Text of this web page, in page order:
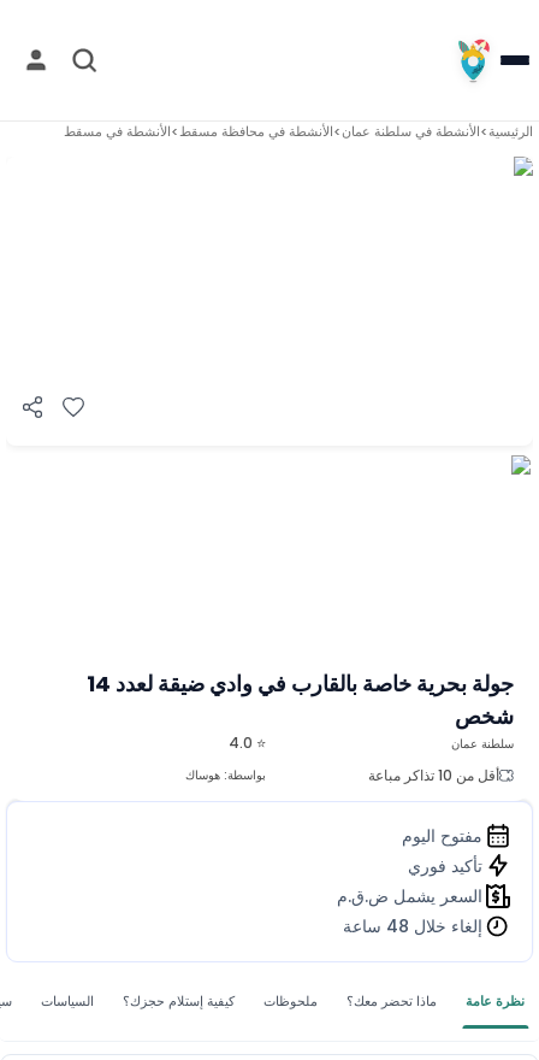
الرئيسية>الأنشطة فيسلطنة عمان>الأنشطة في محافظة مسقط>الأنشطة في مسقط
جولة بحرية خاصة بالقارب في وادي ضيقة لعدد 14
شخص
⭐ 4.0
أقل من 10 تذاكر مباعة
بواسطة: هوساك
سلطنة عمان
مفتوح اليوم
تأكيد فوري
السعر يشمل ض.ق.م
إلغاء خلال 48 ساعة
نظرة عامة ماذا تحضر معك؟ ملحوظات كيفية إستلام حجزك؟ السياسات